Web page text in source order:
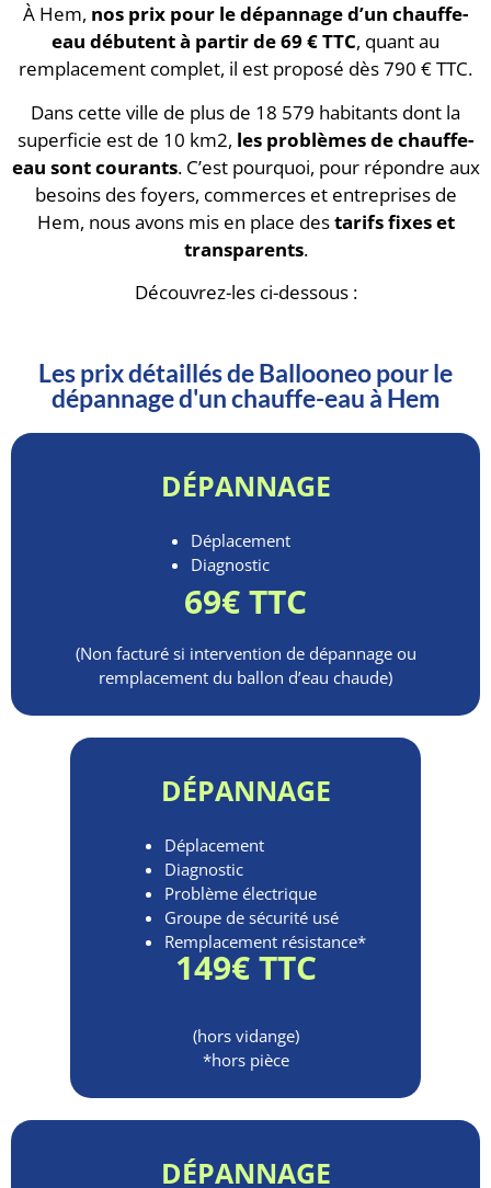
À Hem, nos prix pour le dépannage d’un chauffe-
eau débutent à partir de 69 € TTC, quant au
remplacement complet, il est proposé dès 790 € TTC.
Dans cette ville de plus de 18 579 habitants dont la
superficie est de 10 km2, les problèmes de chauffe-
eau sont courants. C’est pourquoi, pour répondre aux
besoins des foyers, commerces et entreprises de
Hem, nous avons mis en place destarifs fixes et
transparents.
Découvrez-les ci-dessous :
Les prix détaillés de Ballooneo pour le
dépannage d'un chauffe-eau à Hem
DÉPANNAGE
Déplacement
Diagnostic
69€ TTC
(Non facturé si intervention de dépannage ou
remplacement du ballon d’eau chaude)
DÉPANNAGE
Déplacement
Diagnostic
Problème électrique
Groupe de sécurité usé
Remplacement résistance*
149€ TTC
(hors vidange)
*hors pièce
DÉPANNAGE